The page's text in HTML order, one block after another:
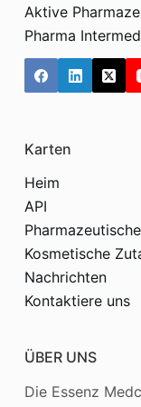
Aktive
Pharma
Karten
Heim
API
Kosmetische
Nachrichten
Kontaktiere uns
ÜBER UNS
Die Essenz